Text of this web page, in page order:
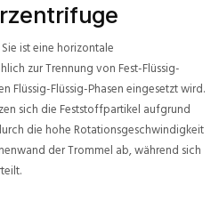
ist eine horizontale
zur Trennung von Fest-Flüssig-
Flüssig-Flüssig-Phasen eingesetzt wird.
sich die Feststoffpartikel aufgrund
die hohe Rotationsgeschwindigkeit
der Trommel ab, während sich